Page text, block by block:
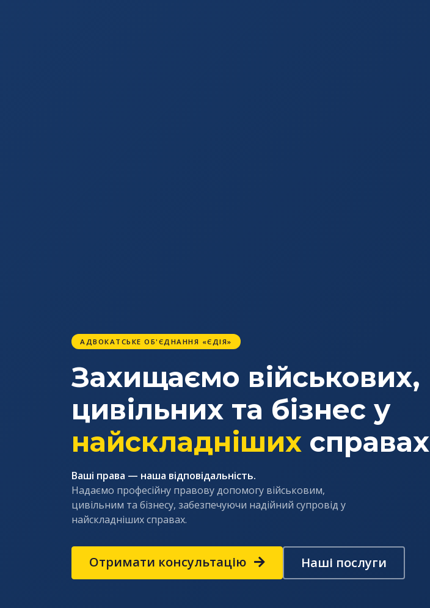
АДВОКАТСЬКЕ ОБ'ЄДНАННЯ «ЄДІЯ»
Захищаємо військових,
цивільних та бізнес у
найскладніших справах
Ваші права — наша відповідальність.
Надаємо професійну правову допомогу військовим,
цивільним та бізнесу, забезпечуючи надійний супровід у
найскладніших справах.
Отримати консультацію Наші послуги